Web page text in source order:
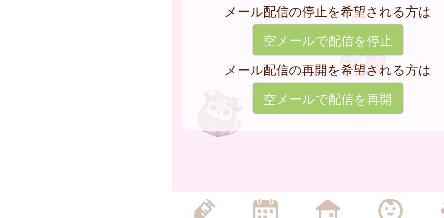
メール配信の停止を希望される方は
空メールで配信を停止
メール配信の再開を希望される方は
空メールで配信を再開